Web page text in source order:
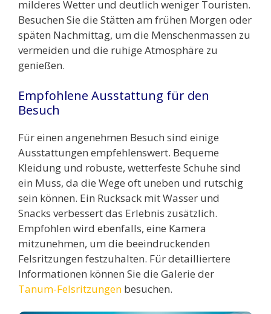
milderes Wetter und deutlich weniger Touristen.
Besuchen Sie die Stätten am frühen Morgen oder
späten Nachmittag, um die Menschenmassen zu
vermeiden und die ruhige Atmosphäre zu
genießen.
Empfohlene Ausstattung für den
Besuch
Für einen angenehmen Besuch sind einige
Ausstattungen empfehlenswert. Bequeme
Kleidung und robuste, wetterfeste Schuhe sind
ein Muss, da die Wege oft uneben und rutschig
sein können. Ein Rucksack mit Wasser und
Snacks verbessert das Erlebnis zusätzlich.
Empfohlen wird ebenfalls, eine Kamera
mitzunehmen, um die beeindruckenden
Felsritzungen festzuhalten. Für detailliertere
Informationen können Sie die Galerie der
Tanum-Felsritzungen besuchen.